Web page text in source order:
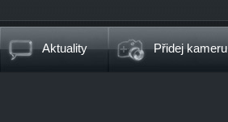
Aktuality Přidej kameru